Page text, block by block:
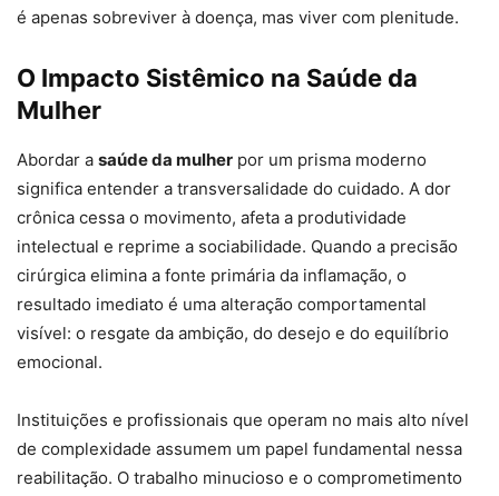
é apenas sobreviver à doença, mas viver com plenitude.
O Impacto Sistêmico na Saúde da
Mulher
Abordar a saúde da mulher por um prisma moderno
significa entender a transversalidade do cuidado. A dor
crônica cessa o movimento, afeta a produtividade
intelectual e reprime a sociabilidade. Quando a precisão
cirúrgica elimina a fonte primária da inflamação, o
resultado imediato é uma alteração comportamental
visível: o resgate da ambição, do desejo e do equilíbrio
emocional.
Instituições e profissionais que operam no mais alto nível
de complexidade assumem um papel fundamental nessa
reabilitação. O trabalho minucioso e o comprometimento